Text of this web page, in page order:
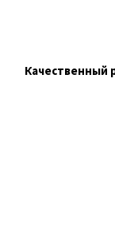
Качественный